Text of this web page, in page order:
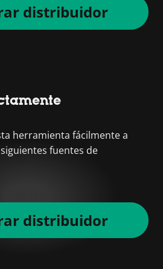
distribuidor
herramienta fácilmente a
fuentes de
distribuidor